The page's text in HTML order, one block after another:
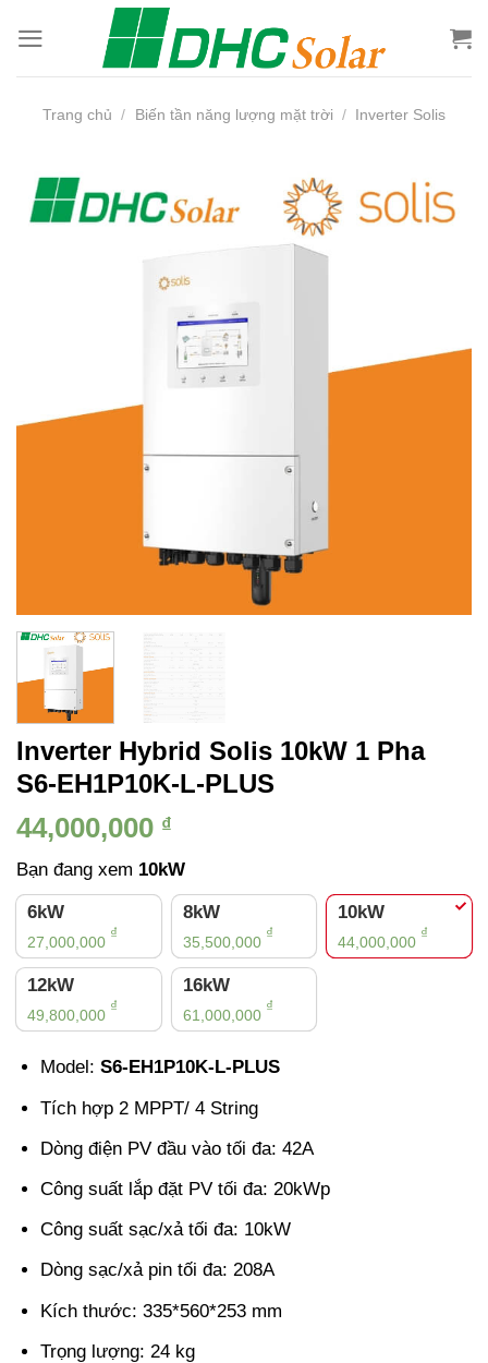
qua
nội
Trang chủ / Biến tần năng lượng mặt trời / Inverter Solis
Inverter Hybrid Solis 10kW 1 Pha
S6-EH1P10K-L-PLUS
44,000,000 ₫
Bạn đang xem 10kW
6kW
27,000,000
₫
8kW
35,500,000
₫
10kW
44,000,000
₫
12kW
49,800,000
₫
16kW
61,000,000
₫
Model:S6-EH1P10K-L-PLUS
Tích hợp 2 MPPT/ 4 String
Dòng điện PV đầu vào tối đa: 42A
Công suất lắp đặt PV tối đa: 20kWp
Công suất sạc/xả tối đa: 10kW
Dòng sạc/xả pin tối đa: 208A
Kích thước:335*560*253 mm
Trọng lượng: 24 kg